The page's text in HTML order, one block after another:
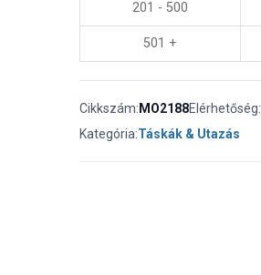
201 - 500
501 +
Cikkszám: MO2188Elérhetőség:
Kategória:Táskák & Utazás